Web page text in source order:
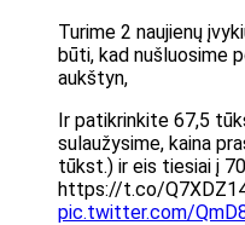
Turime 2 naujienų
būti, kad nušluosime
aukštyn,
Ir patikrinkite 67,5
sulaužysime, kaina
tūkst.) ir eis tiesiai į
https://t.co/
pic.twitter.com/